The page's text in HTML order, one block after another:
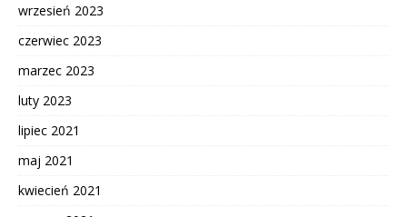
wrzesień 2023
czerwiec 2023
marzec 2023
luty 2023
lipiec 2021
maj 2021
kwiecień 2021